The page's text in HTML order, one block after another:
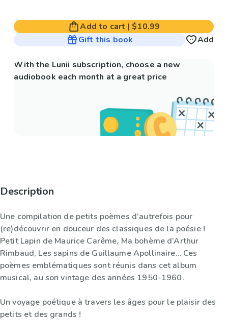
Add to cart |$10.99
Gift this book
Add
With the Lunii subscription, choose a new
audiobook each month at a great price
Description
Une compilation de petits poèmes d’autrefois pour
(re)découvrir en douceur des classiques de la poésie !
Petit Lapin de Maurice Carême, Ma bohème d’Arthur
Rimbaud, Les sapins de Guillaume Apollinaire… Ces
poèmes emblématiques sont réunis dans cet album
musical, au son vintage des années 1950-1960.
Un voyage poétique à travers les âges pour le plaisir des
petits et des grands !